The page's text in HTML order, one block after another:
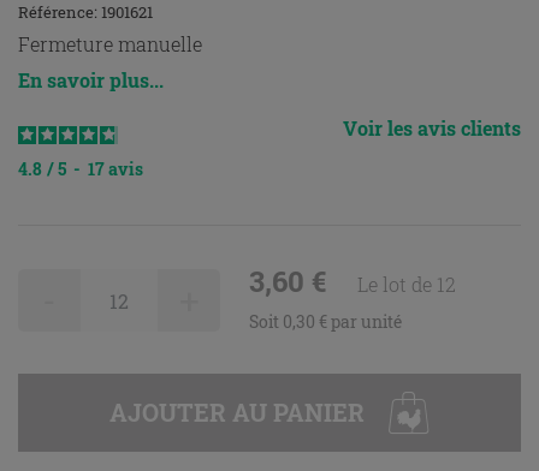
Référence: 1901621
Fermeture manuelle
En savoir plus...
4.8 / 5 - 17avis
Voir les avis clients
3,60 € Le lot de 12
Soit 0,30 € par unité
AJOUTER AU PANIER